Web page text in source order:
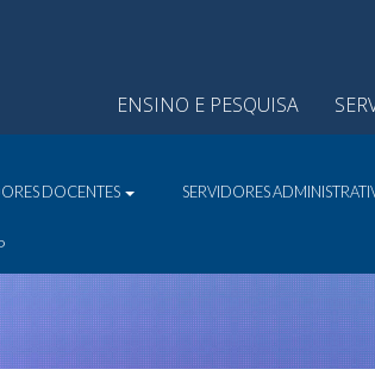
ENSINO E PESQUISA
DOCENTES SERVIDORES